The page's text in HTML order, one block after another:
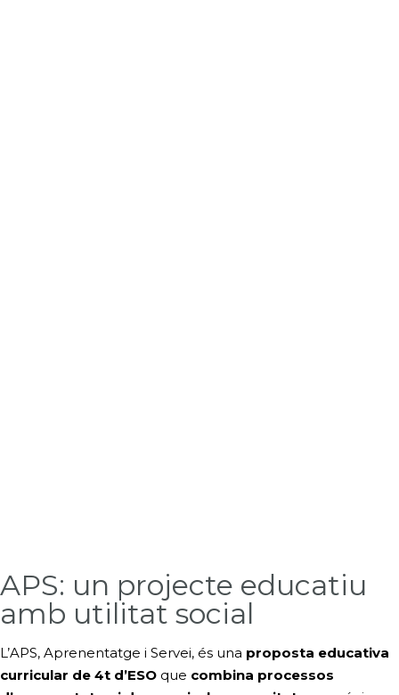
APS: un projecte educatiu
amb utilitat social
L’APS, Aprenentatge i Servei, és una proposta educativa
curricular de 4t d’ESO que combina processos